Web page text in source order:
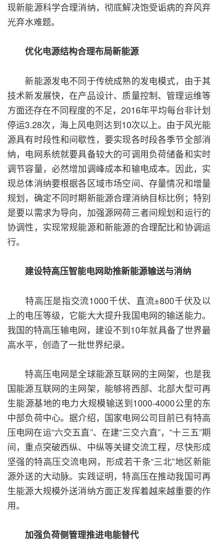
现新能源科学合理消纳，彻底解决饱受诟病的弃风弃
光弃水难题。
优化电源结构合理布局新能源
新能源发电不同于传统成熟的发电模式，由于其
技术新发展快，在产品设计、质量控制、管理运维等
方面还存在不同程度的不足，2016年平均每台非计划
停运3.28次，海上风电则达到10次以上。由于风光能
源具有时段性和间歇性，要实现各时段各季节全部消
纳，电网系统就要具备较大的可调用负荷储备和实时
调节容量，必然增加调峰成本和输电成本。因此，实
现总体消纳要根据各区域市场空间、存量情况和增量
规划，确定不同时期新能源合理消纳目标比例；特别
是要以需求为导向，加强源网荷三者间规划和运行的
协调性，实现常规能源和新能源的合理配比和协调运
行。
建设特高压智能电网助推新能源输送与消纳
特高压是指交流1000千伏、直流±800千伏及以
上的电压等级，它能大大提升我国电网的输送能力。
我国的特高压输电网，建设不到10年就具备了世界最
高水平，创造了一批世界纪录。
特高压电网是全球能源互联网的主网架，也是我
国能源互联网的主网架，能够将西部、北部大型可再
生能源基地的电力大规模输送到1000-4000公里的东
中部负荷中心。据介绍，国家电网公司目前已有特高
压电网在运“六交五直”、在建“三交六直”，“十三五”期
间，重点突破西纵、中纵等关键交流工程，尽快形成
坚强的特高压交流电网，形成若干条“三北”地区新能
源外送的大动脉。实践证明，特高压在推动我国可再
生能源大规模外送消纳方面正发挥着越来越重要的作
用。
加强负荷侧管理推进电能替代